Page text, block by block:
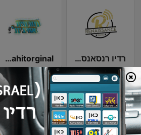
רדיו רנסאנס - Radio Renaissance mizrahitorginal